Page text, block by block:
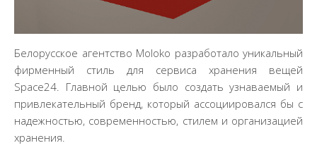
Белорусское агентство Moloko разработало уникальный
фирменный стиль для сервиса хранения вещей
Space24. Главной целью было создать узнаваемый и
привлекательный бренд, который ассоциировался бы с
надежностью, современностью, стилем и организацией
хранения.